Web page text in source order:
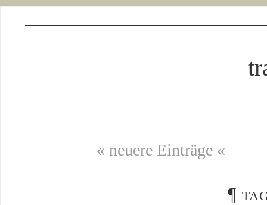
« neuere Einträge «
¶